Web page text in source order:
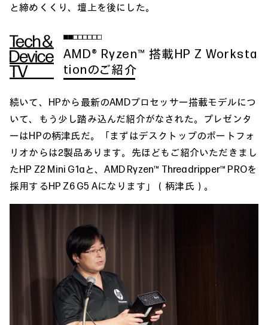
と締めくくり、壇上を後にした。
AMD® Ryzen™ 搭載HP Z Worksta
tionのご紹介
続いて、HPから最新のAMDプロセッサー搭載モデルにつ
いて、もう少し踏み込んだ紹介がなされた。プレゼンタ
ーはHPの柄津氏だ。「まずはデスクトップのポートフォ
リオからは2製品あります。先ほどもご紹介いただきまし
たHP Z2 Mini G1aと、AMD Ryzen™ Threadripper™ PROを
採用するHP Z6 G5 Aになります」（柄津氏）。